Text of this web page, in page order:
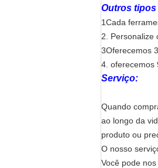
Outros
1Cada
2. Personalize
3Oferecemos
4. oferecemos
Serviço:
Quando
ao longo da
produto ou
O nosso
Você pode